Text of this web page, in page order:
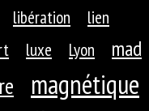
libération lien
luxe Lyon
mad
magnétique